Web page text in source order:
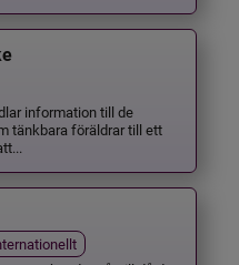
information till de
tänkbara föräldrar till ett